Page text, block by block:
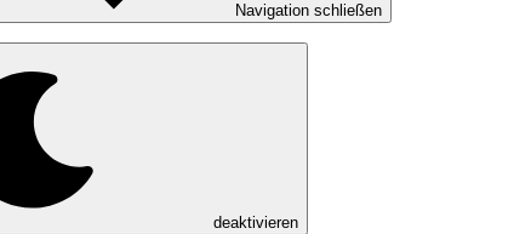
Navigation schließen
deaktivieren